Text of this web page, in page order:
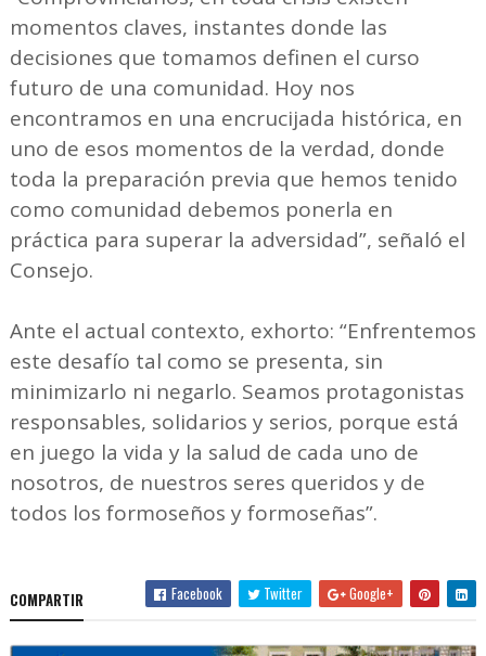
momentos claves, instantes donde las
decisiones que tomamos definen el curso
futuro de una comunidad. Hoy nos
encontramos en una encrucijada histórica, en
uno de esos momentos de la verdad, donde
toda la preparación previa que hemos tenido
como comunidad debemos ponerla en
práctica para superar la adversidad”, señaló el
Consejo.
Ante el actual contexto, exhorto: “Enfrentemos
este desafío tal como se presenta, sin
minimizarlo ni negarlo. Seamos protagonistas
responsables, solidarios y serios, porque está
en juego la vida y la salud de cada uno de
nosotros, de nuestros seres queridos y de
todos los formoseños y formoseñas”.
COMPARTIR Facebook Twitter Google+